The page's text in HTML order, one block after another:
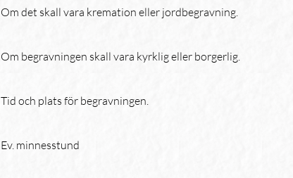
Om det skall vara kremation eller jordbegravning.
Om begravningen skall vara kyrklig eller borgerlig.
Tid och plats för begravningen.
Ev. minnesstund